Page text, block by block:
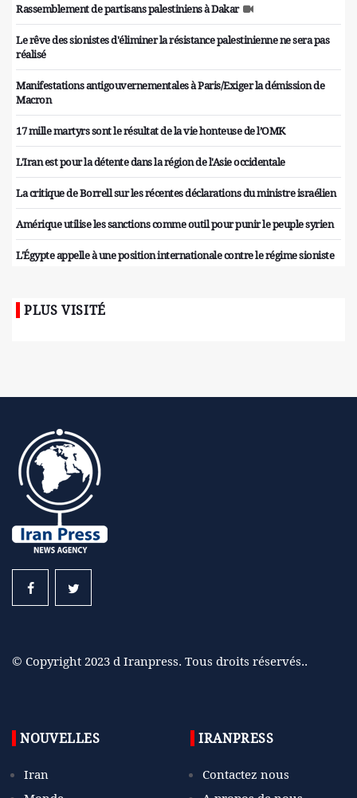
Rassemblement de partisans palestiniens à Dakar
Le rêve des sionistes d'éliminer la résistance palestinienne ne sera pas
réalisé
Manifestations antigouvernementales à Paris/Exiger la démission de
Macron
17 mille martyrs sont le résultat de la vie honteuse de l’OMK
L'Iran est pour la détente dans la région de l'Asie occidentale
La critique de Borrell sur les récentes déclarations du ministre israélien
Amérique utilise les sanctions comme outil pour punir le peuple syrien
L'Égypte appelle à une position internationale contre le régime sioniste
PLUS VISITÉ
© Copyright 2023 d Iranpress. Tous droits réservés..
NOUVELLES
Iran
IRANPRESS
Contactez nous